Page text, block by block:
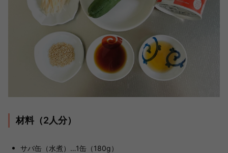
材料（2人分）
サバ缶（水煮）…1缶（180g）